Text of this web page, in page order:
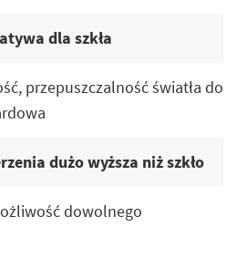
dla szkła
przepuszczalność światła do
dużo wyższa niż szkło
dowolnego